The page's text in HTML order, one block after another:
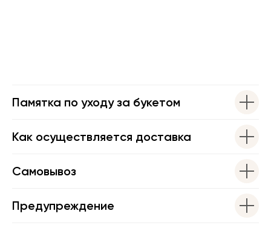
Памятка по уходу за букетом
Как осуществляется доставка
Самовывоз
Предупреждение